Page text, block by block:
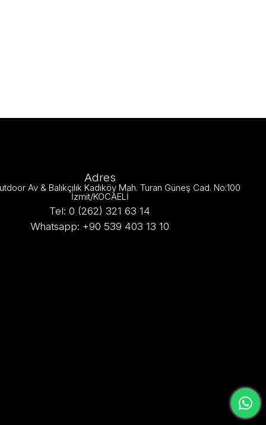
Adres
Av & Balıkçılık Kadıköy Mah. Turan Güneş Cad. No:100
İzmit/KOCAELİ
Tel: 0 (262) 321 63 14
Whatsapp: +90 539 403 13 10